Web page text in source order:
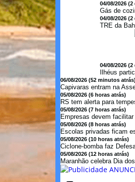
04/08/2026
Gás de
04/08/2026
TRE da
04/08/2026
Ilhéus
06/08/2026 (52 minutos atrás)
Capivaras entram na
05/08/2026 (6 horas atrás)
RS tem alerta para
05/08/2026 (7 horas atrás)
Empresas devem
05/08/2026 (8 horas atrás)
Escolas privadas ficam
05/08/2026 (10 horas atrás)
Ciclone-bomba faz
05/08/2026 (12 horas atrás)
Maranhão celebra Dia